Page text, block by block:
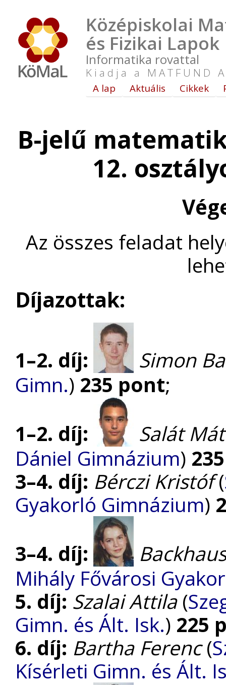
Középiskolai
és Fizikai Lapok
Informatika rovattal
Kiadja a MATFUND
A lap Aktuális Cikkek
B-jelű
12.
Az összes feladat
Díjazottak:
1–2. díj:
Simon
Gimn.) 235 pont;
1–2. díj:
Salát
Dániel Gimnázium)
3–4. díj: Bérczi Kristóf(
Gyakorló Gimnázium)
3–4. díj:
Mihály Fővárosi
5. díj: Szalai Attila(
Gimn. és Ált. Isk.) 225
6. díj: Bartha Ferenc(
Kísérleti Gimn. és Ált.